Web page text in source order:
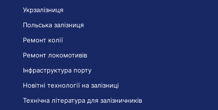
Укрзалізниця
Польська залізниця
Ремонт колії
Ремонт локомотивів
Інфраструктура порту
Новітні технології на залізниці
Технічна література для залізничників